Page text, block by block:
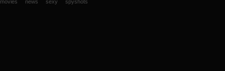
movies news sexy spyshots